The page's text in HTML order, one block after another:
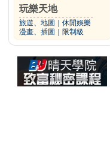
玩樂天地
旅遊、地圖
休閒娛樂
漫畫、插圖
限制級